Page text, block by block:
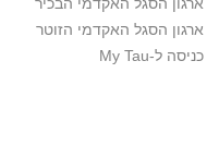
ארגון הסגל האקדמי הזוטר
כניסה ל-My Tau